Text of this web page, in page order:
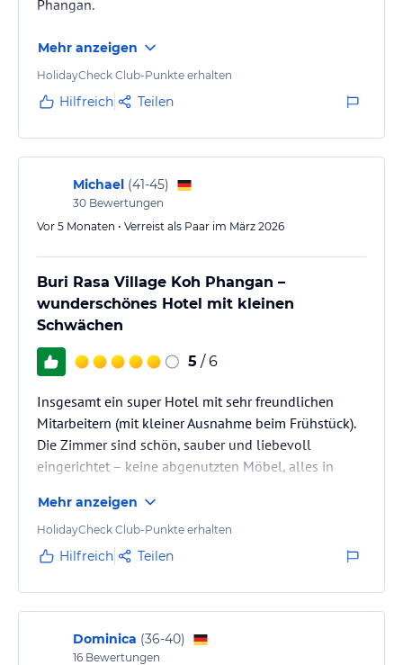
Hinweis:
ohne Gewähr und ohne Prüfung durch HolidayCheck. Bitte
lies vor der Buchung die verbindlichen
Phangan.
Mehr anzeigen
HolidayCheck Club-Punkte erhalten
Hilfreich Teilen
Michael (41-45)
30 Bewertungen
Vor 5 Monaten • Verreist als Paar im März 2026
Buri Rasa Village Koh Phangan –
wunderschönes Hotel mit kleinen
Schwächen
5 / 6
Insgesamt ein super Hotel mit sehr freundlichen
Mitarbeitern (mit kleiner Ausnahme beim Frühstück).
Die Zimmer sind schön, sauber und liebevoll
eingerichtet – keine abgenutzten Möbel, alles in
gepflegt, mit vielen Pflanzen und direktem Zugang
zu einem sauberen Strand – einfach traumhaft.
Im Zimmer gibt es alles, was man braucht: Shampoo,
riecht angenehm nach Kokos. Außerdem werden
täglich vier Flaschen Wasser…
Mehr anzeigen
HolidayCheck Club-Punkte erhalten
Hilfreich Teilen
Dominica (36-40)
16 Bewertungen